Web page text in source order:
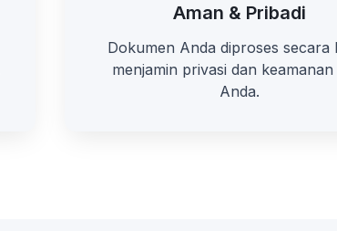
Aman & Pribadi
Dokumen Anda diproses secara
menjamin privasi dan keamanan
Anda.